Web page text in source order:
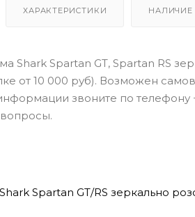
ХАРАКТЕРИСТИКИ НАЛИЧИЕ
Shark Spartan GT, Spartan RS
от 10 000 руб). Возможен
звоните по телефону
Spartan GT/RS зеркально